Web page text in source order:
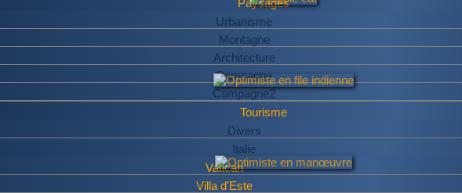
Paysages
Urbanisme
Montagne
Architecture
Campagne
Campagne2
Tourisme
Divers
Italie
Vatican
Villa d'Este